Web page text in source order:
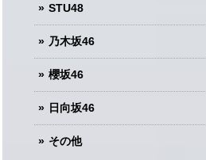
STU48
乃木坂46
櫻坂46
日向坂46
その他